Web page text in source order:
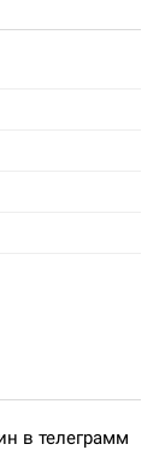
в телеграмм